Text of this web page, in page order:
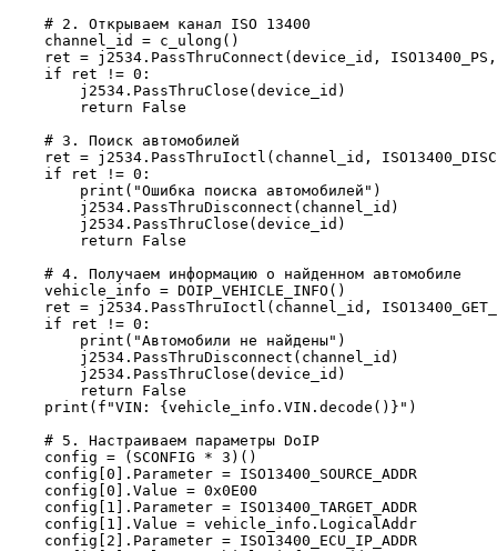
    # 2. Открываем канал ISO 13400
    channel_id = c_ulong()
ret = j2534.PassThruConnect(device_id,
    if ret != 0:
        j2534.PassThruClose(device_id)
        return False
    # 3. Поиск автомобилей
ret = j2534.PassThruIoctl(channel_id,
    if ret != 0:
        print("Ошибка поиска автомобилей")
        j2534.PassThruDisconnect(channel_id)
        j2534.PassThruClose(device_id)
        return False
    # 4. Получаем информацию о найденном автомобиле
    vehicle_info = DOIP_VEHICLE_INFO()
ret = j2534.PassThruIoctl(channel_id,
    if ret != 0:
        print("Автомобили не найдены")
        j2534.PassThruDisconnect(channel_id)
        j2534.PassThruClose(device_id)
        return False
    print(f"VIN: {vehicle_info.VIN.decode()}")
    # 5. Настраиваем параметры DoIP
    config = (SCONFIG * 3)()
    config[0].Parameter = ISO13400_SOURCE_ADDR
    config[0].Value = 0x0E00
    config[1].Parameter = ISO13400_TARGET_ADDR
    config[1].Value = vehicle_info.LogicalAddr
    config[2].Parameter = ISO13400_ECU_IP_ADDR